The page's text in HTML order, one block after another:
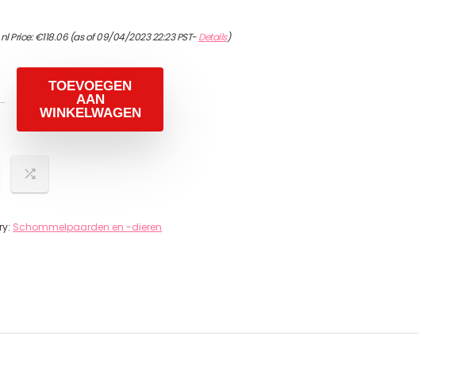
Price:€118.06(as of 09/04/2023 22:23 PST-Details)
TOEVOEGEN
AAN
WINKELWAGEN
Schommelpaarden en -dieren